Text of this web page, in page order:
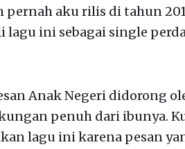
aku rilis di tahun
ini sebagai single
Anak Negeri didorong
penuh dari ibunya.
lagu ini karena pesan